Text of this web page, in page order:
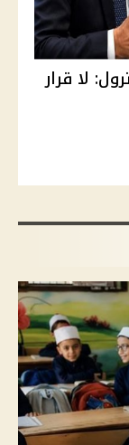
لا قرار